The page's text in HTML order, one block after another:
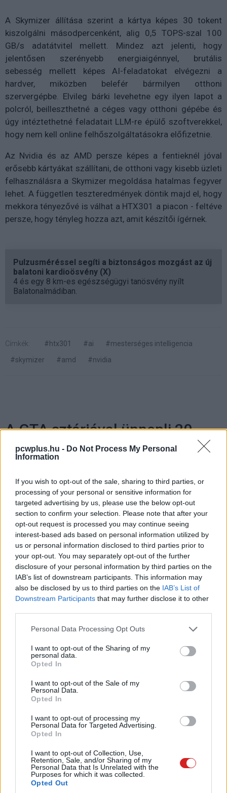
pcwplus.hu - Do Not Process My Personal
Information
If you wish to opt-out of the sale, sharing to third parties, or
processing of your personal or sensitive information for
targeted advertising by us, please use the below opt-out
section to confirm your selection. Please note that after your
opt-out request is processed you may continue seeing
interest-based ads based on personal information utilized by
us or personal information disclosed to third parties prior to
your opt-out. You may separately opt-out of the further
disclosure of your personal information by third parties on the
IAB’s list of downstream participants. This information may
also be disclosed by us to third parties on the IAB’s List of
Downstream Participants that may further disclose it to other
Please note that this website/app uses one or more Google
not limited to your visit or usage behaviour. You may click to
grant or deny consent to Google and its third-party tags to
use your data for below specified purposes in below Google
consent section.
Personal Data Processing Opt Outs
I want to opt-out of the Sharing of my
personal data.
Opted In
I want to opt-out of the Sale of my
Personal Data.
Opted In
I want to opt-out of processing my
Personal Data for Targeted Advertising.
Opted In
I want to opt-out of Collection, Use,
Retention, Sale, and/or Sharing of my
Personal Data that Is Unrelated with the
Purposes for which it was collected.
Opted Out
A Skymizer állítása szerint a kártya képes 30 tokent
kiszolgálni másodpercenként, alig 0,5 TOPS-szal 100
GB/s adatátvitel mellett. Mindez azt jelenti, hogy
jelentősen szerényebb energiaigénnyel, brutális
sebesség mellett képes AI-feladatokat elvégezni a
hardver, miközben belefér bármilyen otthoni
szervergépbe. Elvileg bárki levehetne egy ilyen lapot a
polcról, beilleszthetné a céges vagy otthoni gépébe és
úgy intéztethetné feladatait LLM-re épülő szoftverekkel,
hogy nem kell online felhőszolgáltatásokra előfizetnie.
Az Nvidia és az AMD persze képes a fentieknél jóval
erősebb kártyákat szállítani, de otthoni vagy kisebb üzleti
felhasználásra a Skymizer megoldása hatalmas fegyver
lehet. A független teszteredmények döntik majd el, hogy
mekkora tényezővé is válhat a HTX301 a piacon - feltéve
persze, hogy tényleg hozza azt, amit készítői ígérnek.
Pulzusméréssel segíti a biztonságos mozgást az új
balatoni kardioösvény (X)
4 és egy 8 km-es egészségügyi tanösvény nyílt
Balatonalmádiban.
Címkék: #htx301 #ai
#mesterséges intelligencia
#skymizer
#amd #nvidia
A GTA sztárjával ünnepli 20
éves szülinapját az ASUS ROG
Kedvencekhez
2026 május 11. 14:20
Ott leszünk a szülinapi zsúron és
megmutatjuk, buliban is olyan jó-e az ASUS,
mint gamer kütyükben.
Húsz év telt el azóta, hogy az ASUS kihirdette: a gamerek
legnépszerűbb gamermárka lett a ROG, vagyis Republic
of Gamers, amit az ASUS igyekszik méltó módon meg is
ünnepelni.
Az ASUS ROG idén nem aprózza el a Computexet,
június elsején a Syntrend Creative Parkban tart. Ez a
helyszínválasztás nem véletlen, Tajpej egyik ikonikus
technegyedében van, ahol anno, 20 évvel ezelőtt elsőként
lehetett megvásárolni a ROG alaplapokat. A show-t maga
az ASUS elnöke, Jonney Shih nyitja meg, a házigazda
pedig a GTA-ból ismert Ned Luke lesz, ami azért ad